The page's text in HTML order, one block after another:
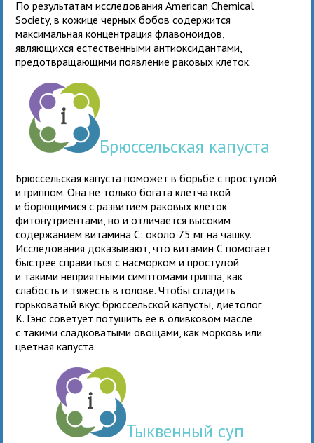
По результатам исследования American Chemical
Society, в кожице черных бобов содержится
максимальная концентрация флавоноидов,
являющихся естественными антиоксидантами,
предотвращающими появление раковых клеток.
Брюссельская капуста
Брюссельская капуста поможет в борьбе с простудой
и гриппом. Она не только богата клетчаткой
и борющимися с развитием раковых клеток
фитонутриентами, но и отличается высоким
содержанием витамина С: около 75 мг на чашку.
Исследования доказывают, что витамин С помогает
быстрее справиться с насморком и простудой
и такими неприятными симптомами гриппа, как
слабость и тяжесть в голове. Чтобы сгладить
горьковатый вкус брюссельской капусты, диетолог
К. Гэнс советует потушить ее в оливковом масле
с такими сладковатыми овощами, как морковь или
цветная капуста.
Тыквенный суп